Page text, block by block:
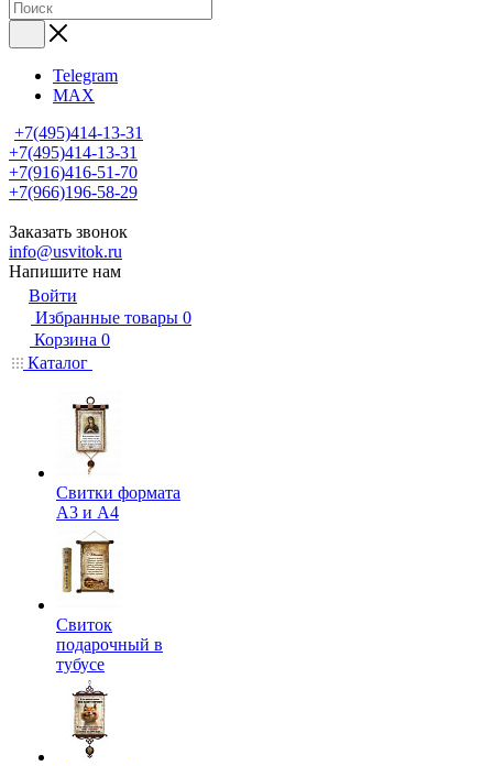
Telegram
MAX
+7(495)414-13-31
+7(495)414-13-31
+7(916)416-51-70
+7(966)196-58-29
Заказать звонок
info@usvitok.ru
Напишите нам
Войти
Избранные товары 0
Корзина 0
Каталог
Свитки формата
А3 и А4
Свиток
подарочный в
тубусе